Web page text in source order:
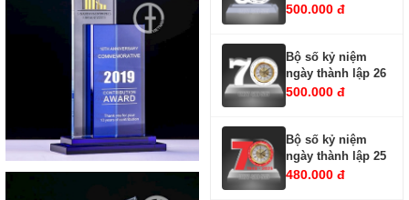
500.000 đ
Bộ số kỷ niệm
ngày thành lập 26
500.000 đ
Bộ số kỷ niệm
ngày thành lập 25
480.000 đ